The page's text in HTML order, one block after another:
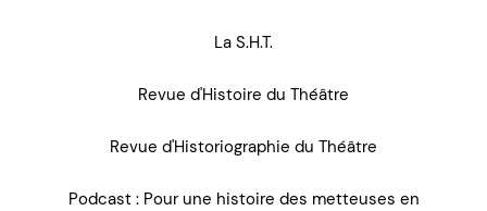
La S.H.T.
Revue d'Histoire du Théâtre
Revue d'Historiographie du Théâtre
Podcast : Pour une histoire des metteuses en